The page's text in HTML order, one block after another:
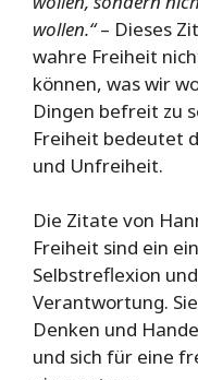
wollen.“– Dieses
wahre Freiheit
können, was wir
Dingen befreit zu
Freiheit bedeutet
und Unfreiheit.
Die Zitate von
Freiheit sind ein
Selbstreflexion
Verantwortung.
Denken und
und sich für eine